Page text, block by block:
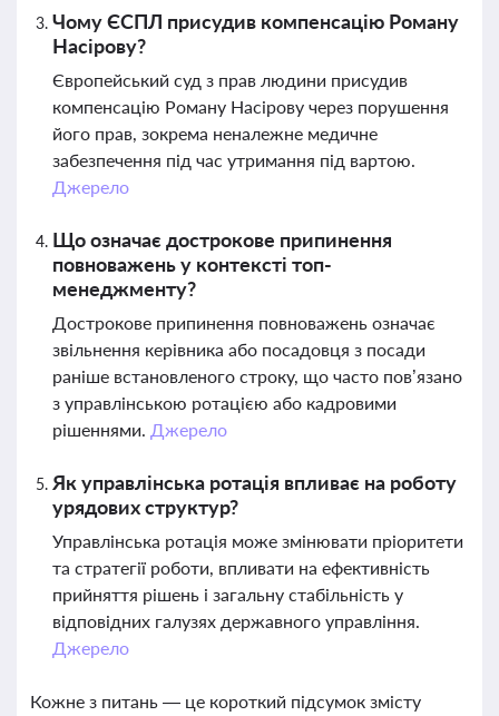
Чому ЄСПЛ присудив компенсацію Роману
Насірову?
Європейський суд з прав людини присудив
компенсацію Роману Насірову через порушення
його прав, зокрема неналежне медичне
забезпечення під час утримання під вартою.
Джерело
Що означає дострокове припинення
повноважень у контексті топ-
менеджменту?
Дострокове припинення повноважень означає
звільнення керівника або посадовця з посади
раніше встановленого строку, що часто пов’язано
з управлінською ротацією або кадровими
рішеннями. Джерело
Як управлінська ротація впливає на роботу
урядових структур?
Управлінська ротація може змінювати пріоритети
та стратегії роботи, впливати на ефективність
прийняття рішень і загальну стабільність у
відповідних галузях державного управління.
Джерело
Кожне з питань — це короткий підсумок змісту